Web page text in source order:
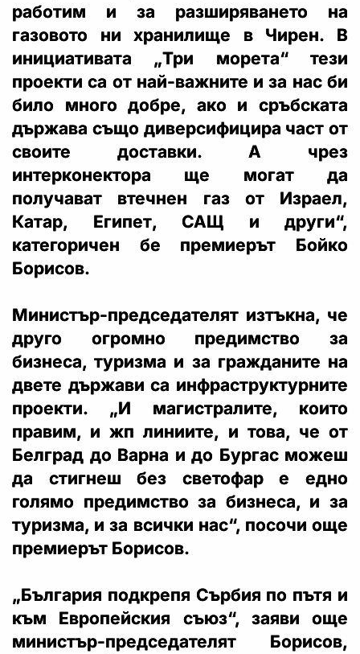
работим и за разширяването на
газовото ни хранилище в Чирен. В
инициативата „Три морета“ тези
проекти са от най-важните и за нас би
било много добре, ако и сръбската
държава също диверсифицира част от
своите доставки. А чрез
интерконектора ще могат да
получават втечнен газ от Израел,
Катар, Египет, САЩ и други“,
категоричен бе премиерът Бойко
Борисов.
Министър-председателят изтъкна, че
друго огромно предимство за
бизнеса, туризма и за гражданите на
двете държави са инфраструктурните
проекти. „И магистралите, които
правим, и жп линиите, и това, че от
Белград до Варна и до Бургас можеш
да стигнеш без светофар е едно
голямо предимство за бизнеса, и за
туризма, и за всички нас“, посочи още
премиерът Борисов.
„България подкрепя Сърбия по пътя и
към Европейския съюз“, заяви още
министър-председателят Борисов,